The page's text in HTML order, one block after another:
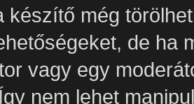
készítő még
de ha
vagy egy
nem lehet